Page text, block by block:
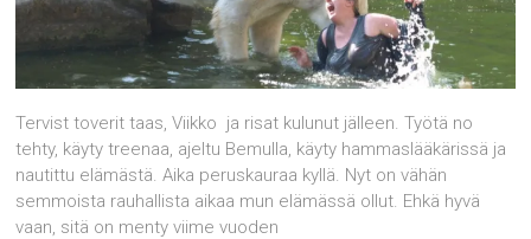
Tervist toverit taas, Viikko ja risat kulunut jälleen. Työtä no
tehty, käyty treenaa, ajeltu Bemulla, käyty hammaslääkärissä ja
nautittu elämästä. Aika peruskauraa kyllä. Nyt on vähän
semmoista rauhallista aikaa mun elämässä ollut. Ehkä hyvä
vaan, sitä on menty viime vuoden